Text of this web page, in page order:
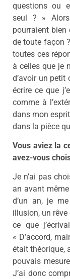
questions ou
seul ? »
pourraient bien
de toute façon
toutes ces
à celles que je
d’avoir un petit
écrire ce que
comme à
dans mon
dans la pièce
Vous aviez la
avez-vous
Je n’ai pas
an avant
d’un an, je
illusion, un
ce que
« D’accord,
était théorique,
pouvais
J’ai donc